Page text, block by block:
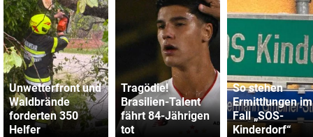
Unwetterfront und
Waldbrände
forderten 350
Helfer
Tragödie!
Brasilien-Talent
fährt 84-Jährigen
tot
So stehen
Ermittlungen im
Fall „SOS-
Kinderdorf“